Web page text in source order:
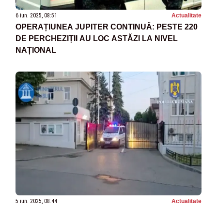
6 iun. 2025, 08:51 Actualitate
OPERAȚIUNEA JUPITER CONTINUĂ: PESTE 220
DE PERCHEZIȚII AU LOC ASTĂZI LA NIVEL
NAȚIONAL
5 iun. 2025, 08:44 Actualitate